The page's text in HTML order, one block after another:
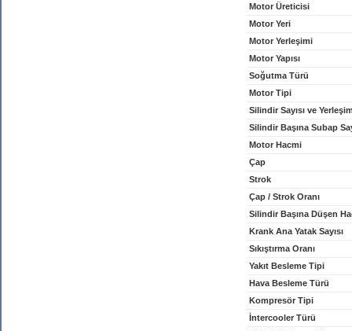
Motor Üreticisi
Motor Yeri
Motor Yerleşimi
Motor Yapısı
Soğutma Türü
Motor Tipi
Silindir Sayısı ve
Silindir Başına Subap
Motor Hacmi
Çap
Strok
Çap / Strok Oranı
Silindir Başına Düşen
Krank Ana Yatak Sayısı
Sıkıştırma Oranı
Yakıt Besleme Tipi
Hava Besleme Türü
Kompresör Tipi
İntercooler Türü